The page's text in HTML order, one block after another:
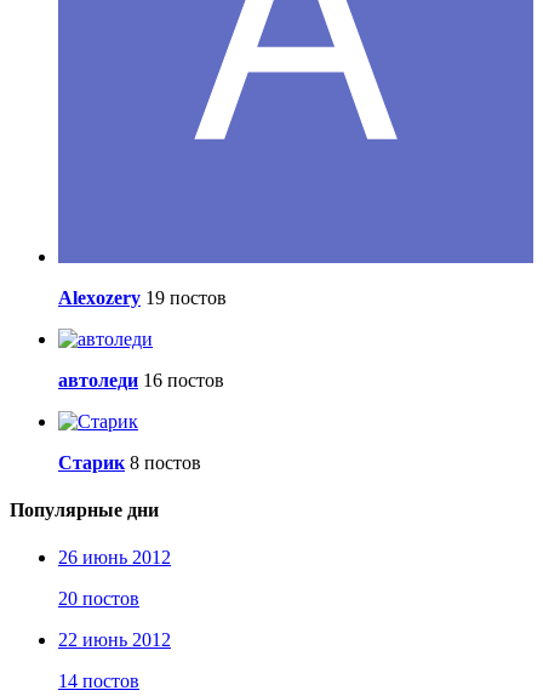
Alexozery 19 постов
автоледи 16 постов
Старик 8 постов
Популярные дни
26 июнь 2012
20 постов
22 июнь 2012
14 постов